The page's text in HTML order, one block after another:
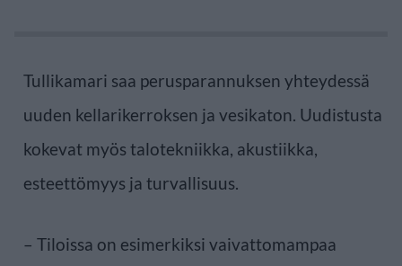
Tullikamari saa perusparannuksen yhteydessä
uuden kellarikerroksen ja vesikaton. Uudistusta
kokevat myös talotekniikka, akustiikka,
esteettömyys ja turvallisuus.
– Tiloissa on esimerkiksi vaivattomampaa